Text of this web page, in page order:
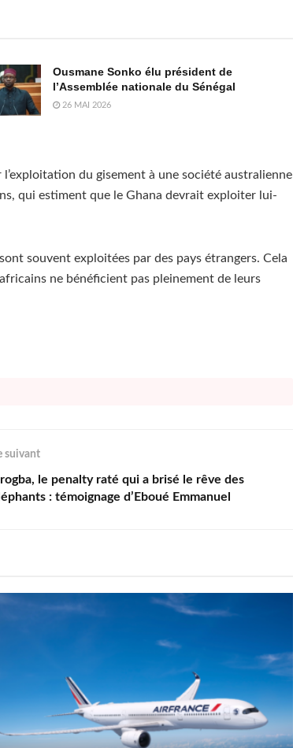
Ousmane Sonko élu président de
l’Assemblée nationale du Sénégal
26 MAI 2026
du gisement à une société australienne
qui estiment que le Ghana devrait exploiter lui-
souvent exploitées par des pays étrangers. Cela
ne bénéficient pas pleinement de leurs
suivant
le penalty raté qui a brisé le rêve des
: témoignage d’Eboué Emmanuel